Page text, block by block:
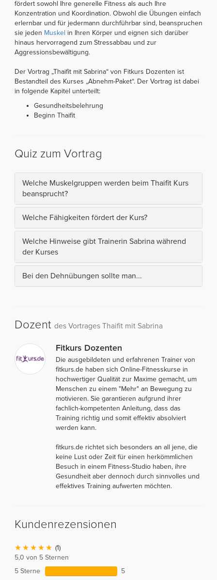
fördert sowohl Ihre generelle Fitness als auch Ihre
Konzentration und Koordination. Obwohl die Übungen einfach
erlernbar und für jedermann durchführbar sind, beanspruchen
sie jeden Muskel in Ihren Körper und eignen sich darüber
hinaus hervorragend zum Stressabbau und zur
Aggressionsbewältigung.
Der Vortrag „Thaifit mit Sabrina“ von Fitkurs Dozenten ist
Bestandteil des Kurses „Abnehm-Paket“. Der Vortrag ist dabei
in folgende Kapitel unterteilt:
Gesundheitsbelehrung
Beginn Thaifit
Quiz zum Vortrag
Welche Muskelgruppen werden beim Thaifit Kurs
beansprucht?
Welche Fähigkeiten fördert der Kurs?
Welche Hinweise gibt Trainerin Sabrina während
der Kurses
Bei den Dehnübungen sollte man...
Dozent des Vortrages Thaifit mit Sabrina
Fitkurs Dozenten
Die ausgebildeten und erfahrenen Trainer von
fitkurs.de haben sich Online-Fitnesskurse in
hochwertiger Qualität zur Maxime gemacht, um
Menschen zu einem "Mehr" an Bewegung zu
motivieren. Sie garantieren aufgrund ihrer
fachlich-kompetenten Anleitung, dass das
Training richtig und somit effektiv absolviert
werden kann.
fitkurs.de richtet sich besonders an all jene, die
keine Lust oder Zeit für einen herkömmlichen
Besuch in einem Fitness-Studio haben, ihre
Gesundheit aber dennoch durch sinnvolles und
effektives Training aufwerten möchten.
Kundenrezensionen
(1)
5,0 von 5 Sternen
5 Sterne
5